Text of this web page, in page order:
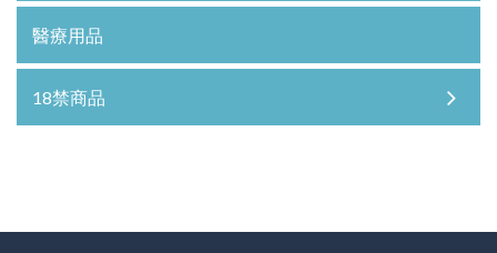
醫療用品
18禁商品